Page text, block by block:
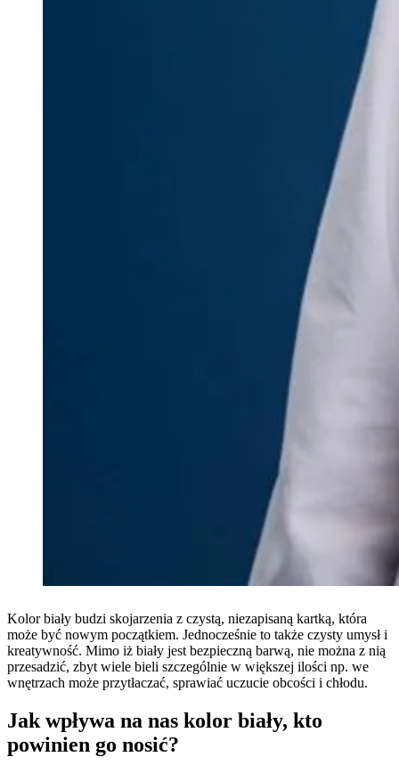
Kolor biały budzi skojarzenia z czystą, niezapisaną kartką, która
może być nowym początkiem. Jednocześnie to także czysty umysł i
kreatywność. Mimo iż biały jest bezpieczną barwą, nie można z nią
przesadzić, zbyt wiele bieli szczególnie w większej ilości np. we
wnętrzach może przytłaczać, sprawiać uczucie obcości i chłodu.
Jak wpływa na nas kolor biały, kto
powinien go nosić?